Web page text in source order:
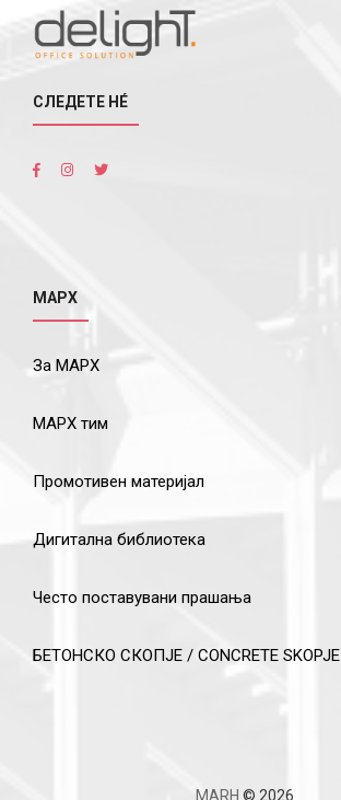
СЛЕДЕТЕ НÉ
МАРХ
За МАРХ
МАРХ тим
Промотивен материјал
Дигитална библиотека
Често поставувани прашања
БЕТОНСКО СКОПЈЕ / CONCRETE SKOPJE
MARH © 2026